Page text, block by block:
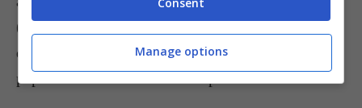
(basteranno circa 20 minuti). Potete dare un tocco
di energia in più al piatto con un pizzico di
peperoncino e una cascata di prezzemolo tritato.
Manage options